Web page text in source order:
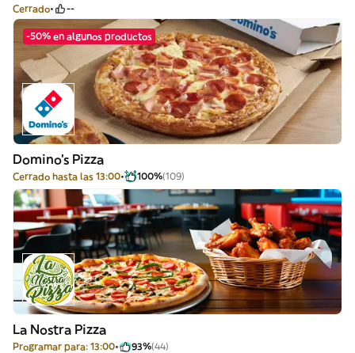
Cerrado --
-50% en algunos productos
Domino's Pizza
Cerrado hasta las 13:00 100%(109)
La Nostra Pizza
Programar para: 13:00 93%(44)